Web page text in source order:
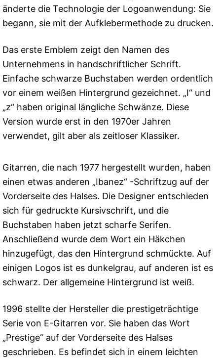
änderte die Technologie der Logoanwendung: Sie
begann, sie mit der Aufklebermethode zu drucken.
Das erste Emblem zeigt den Namen des
Unternehmens in handschriftlicher Schrift.
Einfache schwarze Buchstaben werden ordentlich
vor einem weißen Hintergrund gezeichnet. „I“ und
„z“ haben original längliche Schwänze. Diese
Version wurde erst in den 1970er Jahren
verwendet, gilt aber als zeitloser Klassiker.
Gitarren, die nach 1977 hergestellt wurden, haben
einen etwas anderen „Ibanez“ -Schriftzug auf der
Vorderseite des Halses. Die Designer entschieden
sich für gedruckte Kursivschrift, und die
Buchstaben haben jetzt scharfe Serifen.
Anschließend wurde dem Wort ein Häkchen
hinzugefügt, das den Hintergrund schmückte. Auf
einigen Logos ist es dunkelgrau, auf anderen ist es
schwarz. Der allgemeine Hintergrund ist weiß.
1996 stellte der Hersteller die prestigeträchtige
Serie von E-Gitarren vor. Sie haben das Wort
„Prestige“ auf der Vorderseite des Halses
geschrieben. Es befindet sich in einem leichten